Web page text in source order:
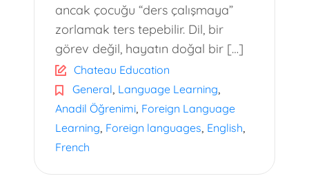
ancak çocuğu “ders çalışmaya”
zorlamak ters tepebilir. Dil, bir
görev değil, hayatın doğal bir […]
Chateau Education
General, Language Learning,
Anadil Öğrenimi, Foreign Language
Learning, Foreign languages, English,
French